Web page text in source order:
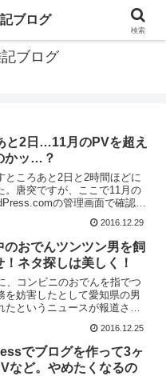
よね
ブログ
と2日…11月のPVを超え
かッ…？
ところあと2日と2時間ほどに
。唐突ですが、ここで11月の
の管理画面で確認し
う。PVは588、訪問者数は197
うです。10月からかなり伸び
。先月のPVを…超えら...
2016.12.29
のおでんツンツン男を飼
！ネタ探しは美しく！
、コンビニのおでんを指でつ
を妨害したとして愛知県の男
たというニュースが報道され
で販売中のおでんを指で触
妨害したなどとして、愛知県
、同市の無職・...
2016.12.25
でブログを作って3ヶ
など。やめたくなるの
ブログ
検索